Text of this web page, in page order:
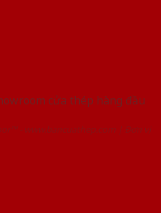
cửa thép hàng đầu
- www.bancuathep.com | Đơn vị